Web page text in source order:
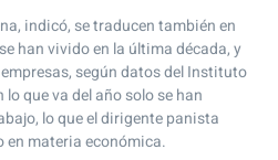
indicó, se traducen también en
han vivido en la última década, y
según datos del Instituto
que va del año solo se han
lo que el dirigente panista
en materia económica.